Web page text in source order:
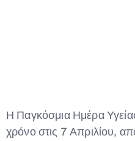
Η Παγκόσμια Ημέρα
χρόνο στις 7 Απριλίου,